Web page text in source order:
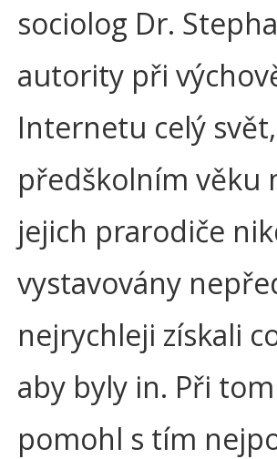
sociolog Dr.
autority při
Internetu celý
předškolním věku
jejich prarodiče
vystavovány
nejrychleji získali
aby byly in. Při
pomohl s tím